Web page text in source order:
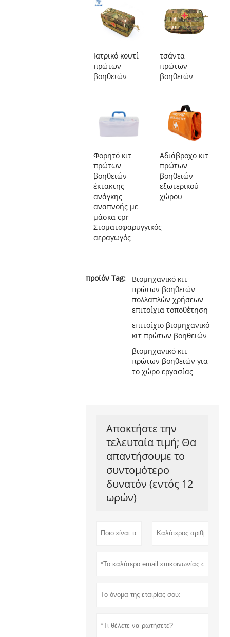
Ιατρικό κουτί
πρώτων
βοηθειών
τσάντα
πρώτων
βοηθειών
Φορητό κιτ
πρώτων
βοηθειών
έκτακτης
ανάγκης
αναπνοής με
μάσκα cpr
Στοματοφαρυγγικός
αεραγωγός
Αδιάβροχο κιτ
πρώτων
βοηθειών
εξωτερικού
χώρου
προϊόν Tag:
Βιομηχανικό κιτ
πρώτων βοηθειών
πολλαπλών χρήσεων
επιτοίχια τοποθέτηση
επιτοίχιο βιομηχανικό
κιτ πρώτων βοηθειών
βιομηχανικό κιτ
πρώτων βοηθειών για
το χώρο εργασίας
Αποκτήστε την
τελευταία τιμή; Θα
απαντήσουμε το
συντομότερο
δυνατόν (εντός 12
ωρών)